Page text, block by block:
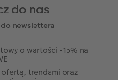
do nas
newslettera
o wartości -15% na
ofertą, trendami oraz